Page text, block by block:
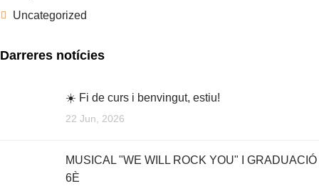
Uncategorized
Darreres notícies
☀️ Fi de curs i benvingut, estiu!
22 Jun, 2026
MUSICAL "WE WILL ROCK YOU" I GRADUACIÓ
6È